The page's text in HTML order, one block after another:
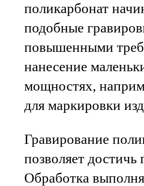
поликарбонат
подобные
повышенными
нанесение
мощностях,
для маркировки
Гравирование
позволяет достичь
Обработка